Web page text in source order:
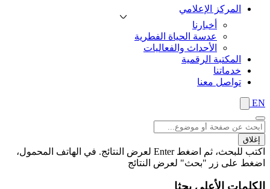
المركز الإعلامي
أخبارنا
عدسة الحياة الفطرية
الأحداث والفعاليات
المكتبة الرقمية
خدماتنا
تواصل معنا
EN
إغلاق
اكتب للبحث، ثم اضغط Enter لعرض النتائج. في الهاتف المحمول،
اضغط على زر "بحث" لعرض النتائج
الكلمات الأعلى بحثا